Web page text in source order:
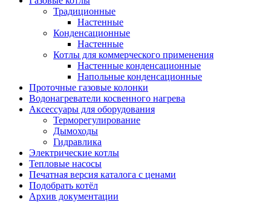
Традиционные
Настенные
Конденсационные
Настенные
Котлы для коммерческого применения
Настенные конденсационные
Напольные конденсационные
Проточные газовые колонки
Водонагреватели косвенного нагрева
Аксессуары для оборудования
Терморегулирование
Дымоходы
Гидравлика
Электрические котлы
Тепловые насосы
Печатная версия каталога с ценами
Подобрать котёл
Архив документации